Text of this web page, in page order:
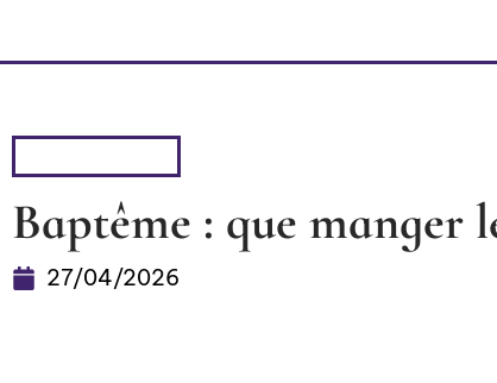
Baptême : que manger
27/04/2026